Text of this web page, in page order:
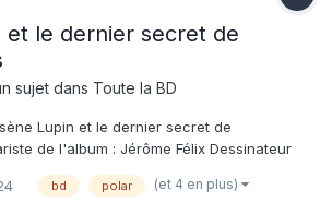
et le dernier secret de
sujet dans Toute la BD
Lupin et le dernier secret de
de l'album : Jérôme Félix Dessinateur
Angle Note : Résumé de l'album :
bd polar (et 4 en plus)